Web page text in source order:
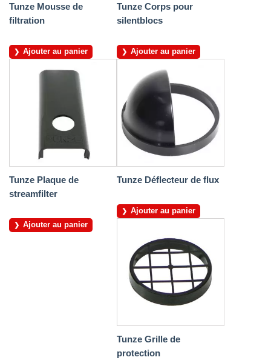
Tunze Mousse de
filtration
Ajouter au panier
Tunze Corps pour
silentblocs
Ajouter au panier
Tunze Plaque de
streamfilter
Ajouter au panier
Tunze Déflecteur de flux
Ajouter au panier
Tunze Grille de
protection